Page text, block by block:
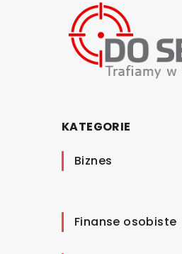
KATEGORIE
Biznes
Finanse osobiste